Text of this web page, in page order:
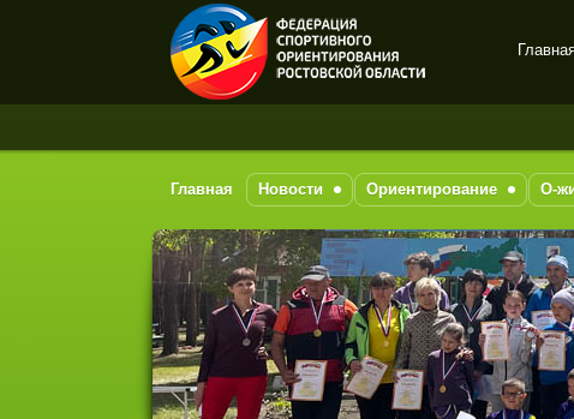
Спортивное
на-Дону
Главная Новости Ориентирование О-